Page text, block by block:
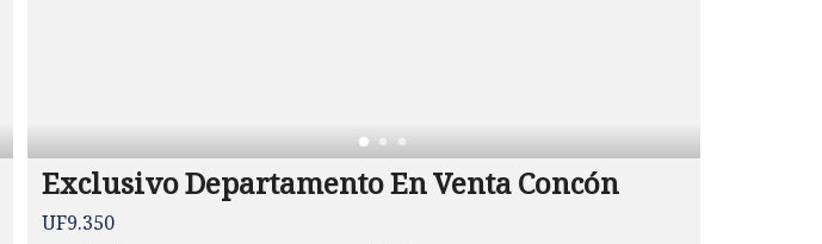
Exclusivo Departamento En Venta Concón
UF9.350